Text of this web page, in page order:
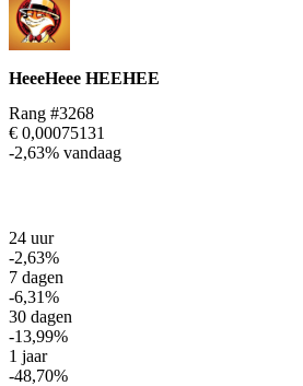
HeeeHeee HEEHEE
Rang #3268
€ 0,00075131
-2,63% vandaag
24 uur
-2,63%
7 dagen
-6,31%
30 dagen
-13,99%
1 jaar
-48,70%